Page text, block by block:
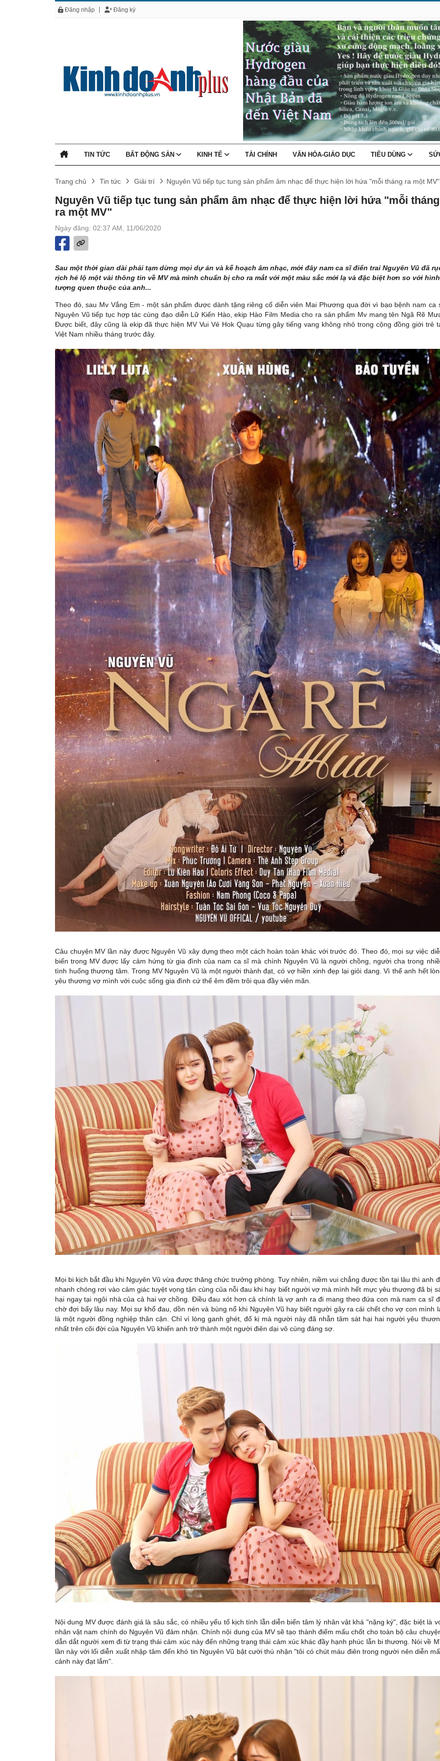
Đăng nhập Đăng ký
TIN TỨC BẤT ĐỘNG SẢN KINH TẾ TÀI CHÍNH VĂN HÓA-GIÁO DỤC TIÊU DÙNG
Trang chủ Tin tức Giải trí Nguyên Vũ tiếp tục tung sản phẩm âm nhạc để thực hiện lời hứa "mỗi tháng ra một MV"
Nguyên Vũ tiếp tục tung sản phẩm âm nhạc để thực hiện lời hứa "mỗi tháng
ra một MV"
Ngày đăng: 02:37 AM, 11/06/2020
Sau một thời gian dài phải tạm dừng mọi dự án và kế hoạch âm nhạc, mới đây nam ca sĩ điển trai Nguyên Vũ đã
rịch hé lộ một vài thông tin về MV mà mình chuẩn bị cho ra mắt với một màu sắc mới lạ và đặc biệt hơn so với hình
tượng quen thuộc của anh...
Theo đó, sau Mv Vắng Em - một sản phẩm được dành tặng riêng cố diễn viên Mai Phương qua đời vì bạo bệnh nam ca
Nguyên Vũ tiếp tục hợp tác cùng đạo diễn Lữ Kiến Hào, ekip Hào Film Media cho ra sản phẩm Mv mang tên Ngã Rẽ
Được biết, đây cũng là ekip đã thực hiện MV Vui Vẻ Hok Quạu từng gây tiếng vang không nhỏ trong cộng đồng giới trẻ
Việt Nam nhiều tháng trước đây.
Câu chuyện MV lần này được Nguyên Vũ xây dựng theo một cách hoàn toàn khác với trước đó. Theo đó, mọi sự việc
biến trong MV được lấy cảm hứng từ gia đình của nam ca sĩ mà chính Nguyên Vũ là người chồng, người cha trong
tình huống thương tâm. Trong MV Nguyên Vũ là một người thành đạt, có vợ hiền xinh đẹp lại giỏi dang. Vì thế anh hết
yêu thương vợ mình với cuộc sống gia đình cứ thế êm đềm trôi qua đầy viên mãn.
Mọi bi kịch bắt đầu khi Nguyên Vũ vừa được thăng chức trưởng phòng. Tuy nhiên, niềm vui chẳng được tồn tại lâu thì anh
nhanh chóng rơi vào cảm giác tuyệt vọng tận cùng của nỗi đau khi hay biết người vợ mà mình hết mực yêu thương đã bị
hại ngay tại ngôi nhà của cả hai vợ chồng. Điều đau xót hơn cả chính là vợ anh ra đi mang theo đứa con mà nam ca sĩ
chờ đợi bấy lâu nay. Mọi sự khổ đau, dồn nén và bùng nổ khi Nguyên Vũ hay biết người gây ra cái chết cho vợ con mình
là một người đồng nghiệp thân cận. Chỉ vì lòng ganh ghét, đố kị mà người này đã nhẫn tâm sát hại hai người yêu
nhất trên cõi đời của Nguyên Vũ khiến anh trở thành một người điên dại vô cùng đáng sợ.
Nội dung MV được đánh giá là sâu sắc, có nhiều yếu tố kịch tính lẫn diễn biến tâm lý nhân vật khá "nặng ký", đặc biệt là
nhân vật nam chính do Nguyên Vũ đảm nhận. Chính nội dung của MV sẽ tạo thành điểm mấu chốt cho toàn bộ câu
dẫn dắt người xem đi từ trạng thái cảm xúc này đến những trạng thái cảm xúc khác đầy hạnh phúc lẫn bi thương. Nói về
lần này với lối diễn xuất nhập tâm đến khó tin Nguyên Vũ bật cười thú nhận "tôi có chút máu điên trong người nên diễn
cảnh này đạt lắm".